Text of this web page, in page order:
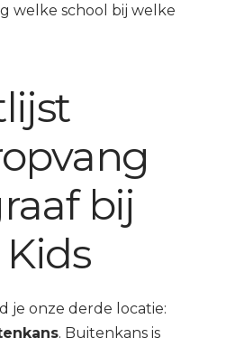
welke school bij welke
bij
je onze derde locatie:
. Buitenkans is